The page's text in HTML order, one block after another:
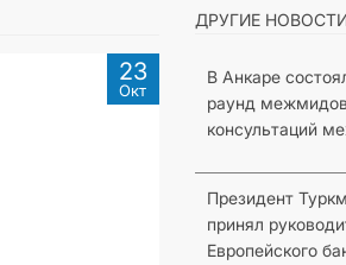
23
Окт
ДРУГИЕ
В Анкаре
раунд
консультаций
Президент
принял
Европейского